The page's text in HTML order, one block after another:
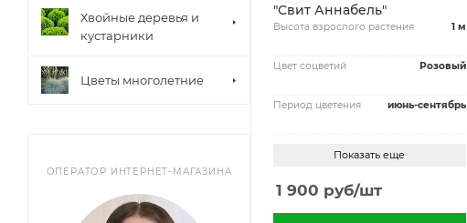
"Свит Аннабель"
Высота взрослого растения 1 м
Цвет соцветий Розовый
Период цветения июнь-сентябрь
Показать еще
1 900 руб/шт
Хвойные деревья и
кустарники
Цветы многолетние
ОПЕРАТОР ИНТЕРНЕТ-МАГАЗИНА